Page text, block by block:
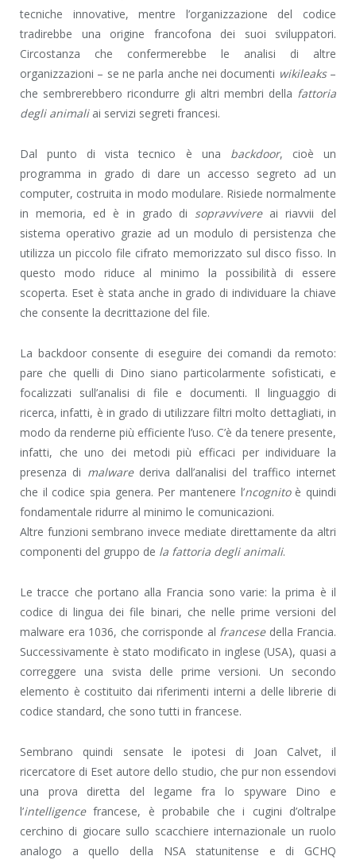
tecniche innovative, mentre l’organizzazione del codice
tradirebbe una origine francofona dei suoi sviluppatori.
Circostanza che confermerebbe le analisi di altre
organizzazioni – se ne parla anche nei documenti wikileaks–
che sembrerebbero ricondurre gli altri membri della fattoria
degli animaliai servizi segreti francesi.
Dal punto di vista tecnico è una backdoor, cioè un
programma in grado di dare un accesso segreto ad un
computer, costruita in modo modulare. Risiede normalmente
in memoria, ed è in grado di sopravvivereai riavvii del
sistema operativo grazie ad un modulo di persistenza che
utilizza un piccolo file cifrato memorizzato sul disco fisso. In
questo modo riduce al minimo la possibilità di essere
scoperta. Eset è stata anche in grado di individuare la chiave
che consente la decrittazione del file.
La backdoor consente di eseguire dei comandi da remoto:
pare che quelli di Dino siano particolarmente sofisticati, e
focalizzati sull’analisi di file e documenti. Il linguaggio di
ricerca, infatti, è in grado di utilizzare filtri molto dettagliati, in
modo da renderne più efficiente l’uso. C’è da tenere presente,
infatti, che uno dei metodi più efficaci per individuare la
presenza di malwarederiva dall’analisi del traffico internet
che il codice spia genera. Per mantenere l’ncognitoè quindi
fondamentale ridurre al minimo le comunicazioni.
Altre funzioni sembrano invece mediate direttamente da altri
componenti del gruppo de la fattoria degli animali.
Le tracce che portano alla Francia sono varie: la prima è il
codice di lingua dei file binari, che nelle prime versioni del
malware era 1036, che corrisponde al francesedella Francia.
Successivamente è stato modificato in inglese (USA), quasi a
correggere una svista delle prime versioni. Un secondo
elemento è costituito dai riferimenti interni a delle librerie di
codice standard, che sono tutti in francese.
Sembrano quindi sensate le ipotesi di Joan Calvet, il
ricercatore di Eset autore dello studio, che pur non essendovi
una prova diretta del legame fra lo spyware Dino e
l’intelligencefrancese, è probabile che i cugini d’oltralpe
cerchino di giocare sullo scacchiere internazionale un ruolo
analogo a quello della NSA statunitense e di GCHQ